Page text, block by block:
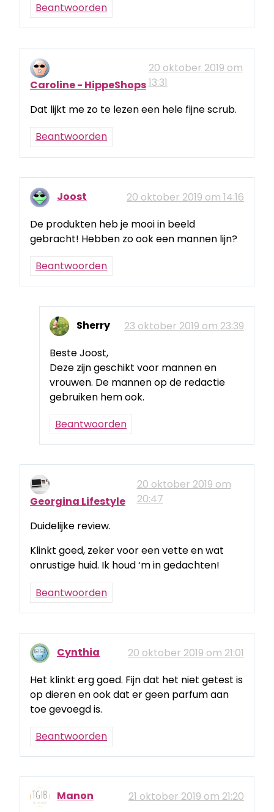
Beantwoorden
Caroline - HippeShops
20 oktober 2019 om
13:31
Dat lijkt me zo te lezen een hele fijne scrub.
Beantwoorden
Joost
20 oktober 2019 om 14:16
De produkten heb je mooi in beeld
gebracht! Hebben zo ook een mannen lijn?
Beantwoorden
Sherry
23 oktober 2019 om 23:39
Beste Joost,
Deze zijn geschikt voor mannen en
vrouwen. De mannen op de redactie
gebruiken hem ook.
Beantwoorden
Georgina Lifestyle
20 oktober 2019 om
20:47
Duidelijke review.
Klinkt goed, zeker voor een vette en wat
onrustige huid. Ik houd ‘m in gedachten!
Beantwoorden
Cynthia
20 oktober 2019 om 21:01
Het klinkt erg goed. Fijn dat het niet getest is
op dieren en ook dat er geen parfum aan
toe gevoegd is.
Beantwoorden
Manon 21 oktober 2019 om 21:20